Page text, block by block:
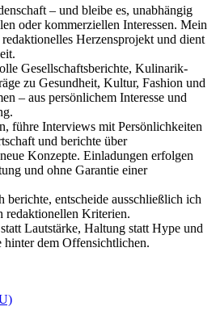
– und bleibe es, unabhängig
oder kommerziellen Interessen. Mein
Herzensprojekt und dient
Gesellschaftsberichte, Kulinarik-
zu Gesundheit, Kultur, Fashion und
– aus persönlichem Interesse und
führe Interviews mit Persönlichkeiten
und berichte über
Konzepte. Einladungen erfolgen
und ohne Garantie einer
entscheide ausschließlich ich
redaktionellen Kriterien.
Lautstärke, Haltung statt Hype und
dem Offensichtlichen.